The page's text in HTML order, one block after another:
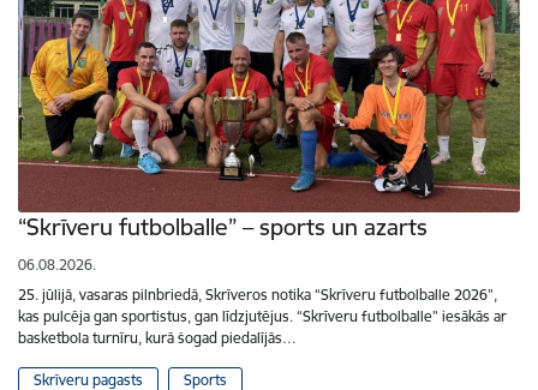
“Skrīveru futbolballe” – sports un azarts
06.08.2026.
25. jūlijā, vasaras pilnbriedā, Skrīveros notika “Skrīveru futbolballe 2026”,
kas pulcēja gan sportistus, gan līdzjutējus. “Skrīveru futbolballe” iesākās ar
basketbola turnīru, kurā šogad piedalījās…
Skrīveru pagasts Sports